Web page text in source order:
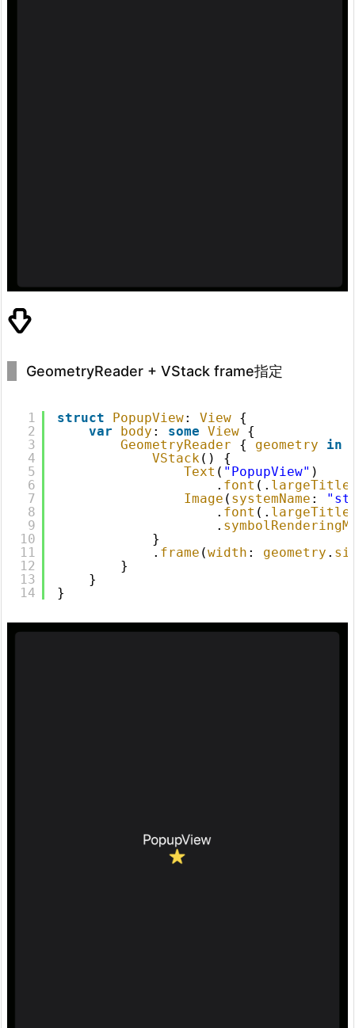
GeometryReader + VStack frame指定
1
2
3
4
5
6
7
8
9
10
11
12
13
14
struct PopupView: View {
var
body : some View {
GeometryReader
{ geometry
in
VStack() {
Text ( "PopupView" )
. font (. largeTitle
Image ( systemName :
. font (. largeTitle
.
}
. frame (width : geometry .
}
}
}